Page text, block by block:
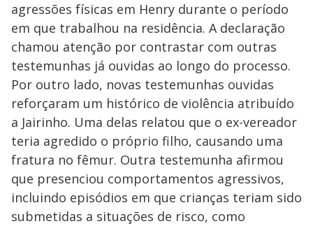
agressões físicas em Henry durante o período
em que trabalhou na residência. A declaração
chamou atenção por contrastar com outras
testemunhas já ouvidas ao longo do processo.
Por outro lado, novas testemunhas ouvidas
reforçaram um histórico de violência atribuído
a Jairinho. Uma delas relatou que o ex-vereador
teria agredido o próprio filho, causando uma
fratura no fêmur. Outra testemunha afirmou
que presenciou comportamentos agressivos,
incluindo episódios em que crianças teriam sido
submetidas a situações de risco, como